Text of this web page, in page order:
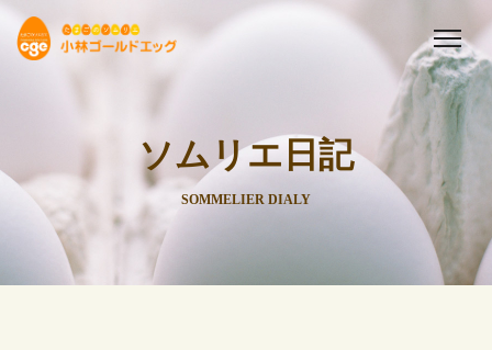
ソムリエ日記
SOMMELIER DIALY